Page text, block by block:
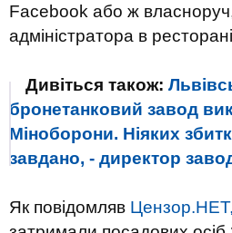
Facebook або ж
адміністратора в
Дивіться також:
бронетанковий завод
Міноборони. Ніяких
завдано, - директор
Як повідомляв Цензор.НЕТ,